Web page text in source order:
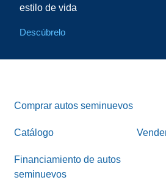
estilo de vida
Descúbrelo
Comprar autos seminuevos
Catálogo
Financiamiento de autos
seminuevos